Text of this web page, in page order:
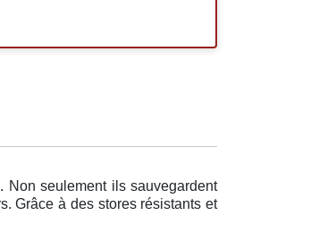
Non seulement ils sauvegardent
Grâce à des stores résistants et